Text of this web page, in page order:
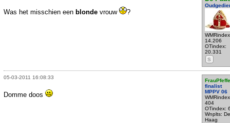
14.206
OTindex:
20.331
S
Was het misschien een blonde vrouw ?
05-03-2011 16:08:33
finalist
MPPV 06
404
OTindex:
Wnplts:
Haag
Domme doos